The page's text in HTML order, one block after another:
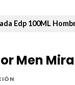
Edp 100ML
Men